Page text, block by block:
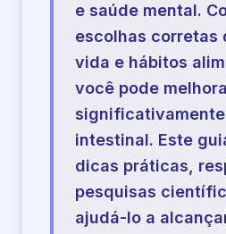
e saúde mental.
escolhas corretas
vida e hábitos
você pode
intestinal. Este
dicas práticas,
pesquisas
ajudá-lo a